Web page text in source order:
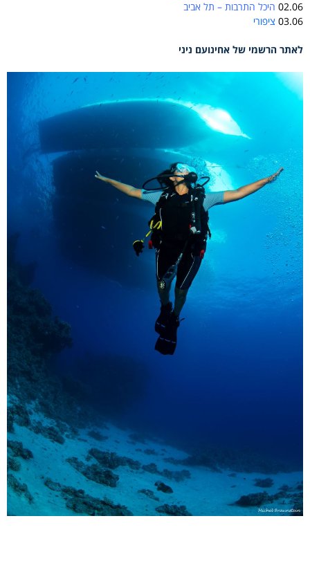
02.06 היכל התרבות – תל אביב
03.06 ציפורי
לאתר הרשמי של אחינועם ניני